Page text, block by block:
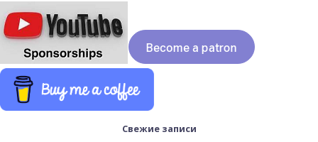
Свежие записи